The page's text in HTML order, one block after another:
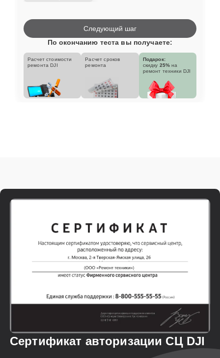
Следующий шаг
По окончанию теста вы получаете:
Расчет стоимости
ремонта DJI
Расчет сроков
ремонта
Подарок:
скидку 25% на
ремонт техники DJI
Сертификат авторизации СЦ DJI